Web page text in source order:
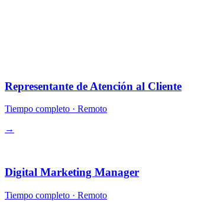
Representante de Atención al Cliente
Tiempo completo · Remoto
→
Digital Marketing Manager
Tiempo completo · Remoto